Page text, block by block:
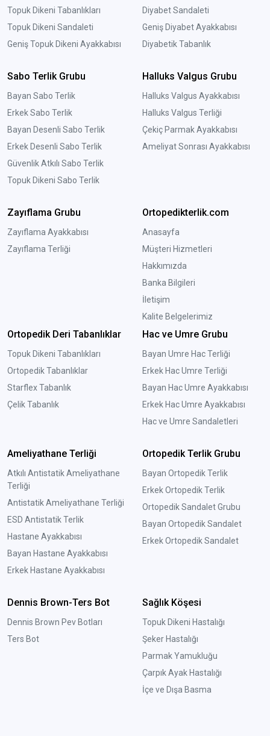
Topuk Dikeni Tabanlıkları
Topuk Dikeni Sandaleti
Geniş Topuk Dikeni Ayakkabısı
Diyabet Sandaleti
Geniş Diyabet Ayakkabısı
Diyabetik Tabanlık
Sabo Terlik Grubu
Bayan Sabo Terlik
Erkek Sabo Terlik
Bayan Desenli Sabo Terlik
Erkek Desenli Sabo Terlik
Güvenlik Atkılı Sabo Terlik
Topuk Dikeni Sabo Terlik
Halluks Valgus Grubu
Halluks Valgus Ayakkabısı
Halluks Valgus Terliği
Çekiç Parmak Ayakkabısı
Ameliyat Sonrası Ayakkabısı
Zayıflama Grubu
Zayıflama Ayakkabısı
Zayıflama Terliği
Ortopedikterlik.com
Anasayfa
Müşteri Hizmetleri
Hakkımızda
Banka Bilgileri
İletişim
Kalite Belgelerimiz
Ortopedik Deri Tabanlıklar
Topuk Dikeni Tabanlıkları
Ortopedik Tabanlıklar
Starflex Tabanlık
Çelik Tabanlık
Hac ve Umre Grubu
Bayan Umre Hac Terliği
Erkek Hac Umre Terliği
Bayan Hac Umre Ayakkabısı
Erkek Hac Umre Ayakkabısı
Hac ve Umre Sandaletleri
Ameliyathane Terliği
Atkılı Antistatik Ameliyathane
Terliği
Antistatik Ameliyathane Terliği
ESD Antistatik Terlik
Hastane Ayakkabısı
Bayan Hastane Ayakkabısı
Erkek Hastane Ayakkabısı
Ortopedik Terlik Grubu
Bayan Ortopedik Terlik
Erkek Ortopedik Terlik
Ortopedik Sandalet Grubu
Bayan Ortopedik Sandalet
Erkek Ortopedik Sandalet
Dennis Brown-Ters Bot
Dennis Brown Pev Botları
Ters Bot
Sağlık Köşesi
Topuk Dikeni Hastalığı
Şeker Hastalığı
Parmak Yamukluğu
Çarpık Ayak Hastalığı
İçe ve Dışa Basma